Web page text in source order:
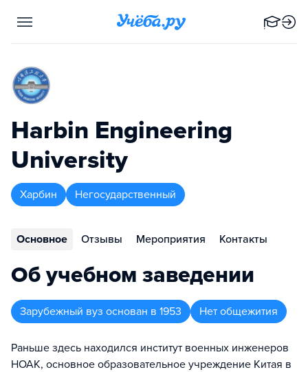
Harbin Engineering
University
Харбин Негосударственный
Основное Отзывы Мероприятия Контакты
Об учебном заведении
Зарубежный вуз основан в 1953 Нет общежития
Раньше здесь находился институт военных инженеров
НОАК, основное образовательное учреждение Китая в